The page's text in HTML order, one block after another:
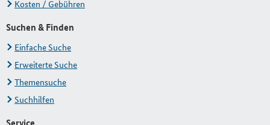
Kosten / Gebühren
Suchen & Finden
Einfache Suche
Erweiterte Suche
Themensuche
Suchhilfen